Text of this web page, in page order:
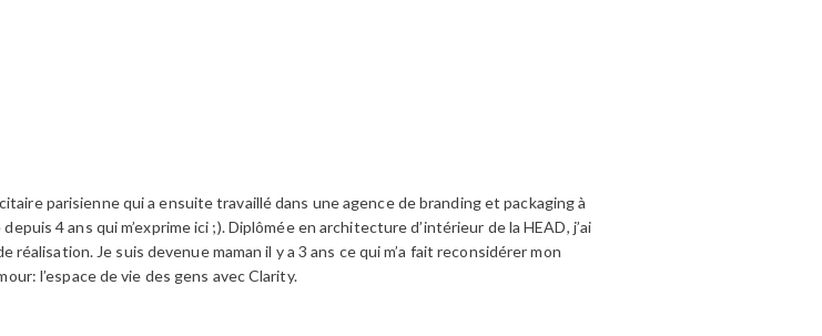
parisienne qui a ensuite travaillé dans une agence de branding et packaging à
4 ans qui m’exprime ici ;). Diplômée en architecture d’intérieur de la HEAD, j’ai
Je suis devenue maman il y a 3 ans ce qui m’a fait reconsidérer mon
l’espace de vie des gens avec Clarity.